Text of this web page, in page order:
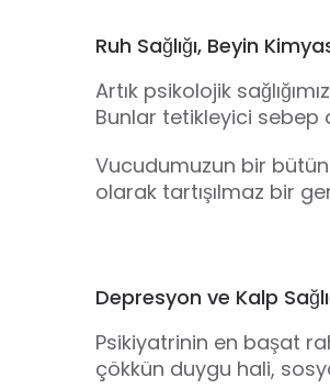
Ruh Sağlığı, Beyin
Artık psikolojik
Bunlar tetikleyici
Vucudumuzun bir
olarak tartışılmaz bir
Depresyon ve Kalp
Psikiyatrinin en başat
çökkün duygu hali,